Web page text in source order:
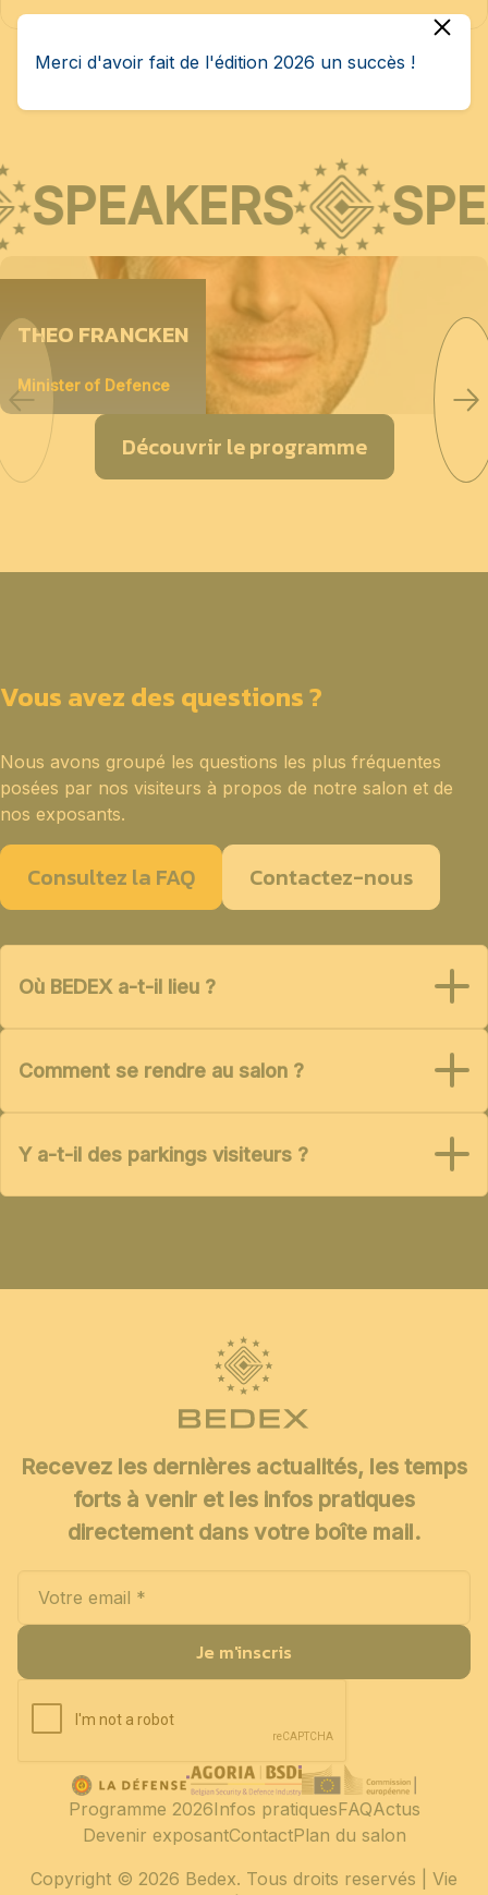
SPEAKERS
THEO FRANCKEN
Minister of Defence
Découvrir le programme
Vous avez des questions ?
Nous avons groupé les questions les plus fréquentes
posées par nos visiteurs à propos de notre salon et de
nos exposants.
Consultez la FAQ Contactez-nous
Où BEDEX a-t-il lieu ?
Comment se rendre au salon ?
Y a-t-il des parkings visiteurs ?
Recevez les dernières actualités, les temps
forts à venir et les infos pratiques
directement dans votre boîte mail.
Je m'inscris
Copyright © 2026 Bedex. Tous droits reservés | Vie
Programme 2026Infos pratiquesFAQActus
Devenir exposantContactPlan du salon
Merci d'avoir fait de l'édition 2026 un succès !